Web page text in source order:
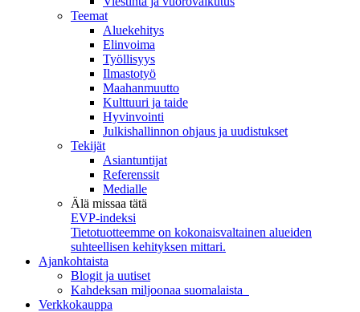
Teemat
Aluekehitys
Elinvoima
Työllisyys
Ilmastotyö
Maahanmuutto
Kulttuuri ja taide
Hyvinvointi
Julkishallinnon ohjaus ja uudistukset
Tekijät
Asiantuntijat
Referenssit
Medialle
Älä missaa tätä
EVP-indeksi
Tietotuotteemme on kokonaisvaltainen alueiden
suhteellisen kehityksen mittari.
Ajankohtaista
Blogit ja uutiset
Kahdeksan miljoonaa suomalaista
Verkkokauppa